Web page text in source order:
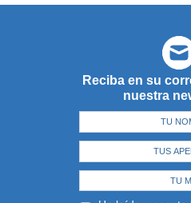
Reciba en su
nuestra